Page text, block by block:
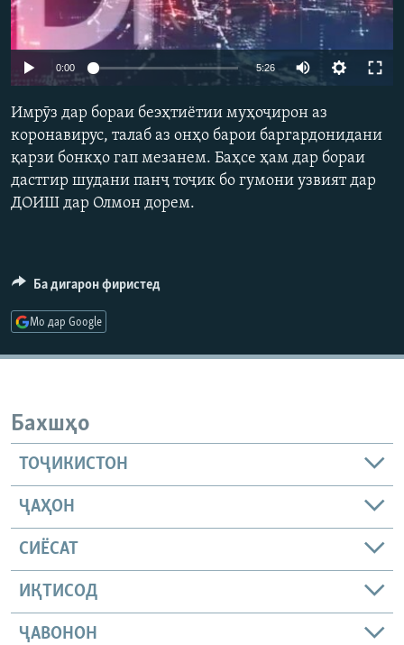
ГУЗОРИШҲОИ РАДИОӢ
Русский
ПАЙГИРӢ КУНЕД
Ҳамаи сомонаҳои RFE/RL
Auto 270p 360p 404p
0:00 5:26
404p
Имрӯз дар бораи беэҳтиётии муҳоҷирон аз
коронавирус, талаб аз онҳо барои баргардонидани
қарзи бонкҳо гап мезанем. Баҳсе ҳам дар бораи
дастгир шудани панҷ тоҷик бо гумони узвият дар
ДОИШ дар Олмон дорем.
Ба дигарон фиристед
Мо дар Google
Бахшҳо
ТОҶИКИСТОН
ҶАҲОН
СИЁСАТ
ИҚТИСОД
ҶАВОНОН